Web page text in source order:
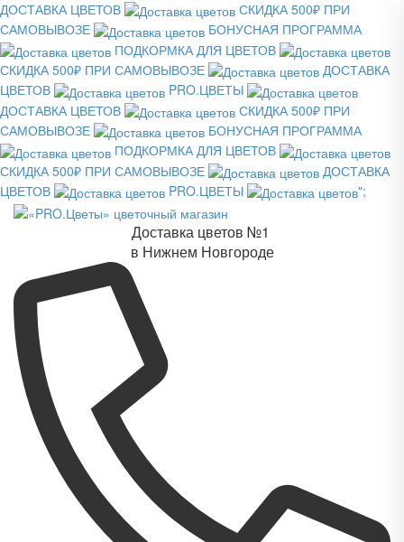
ДОСТАВКА ЦВЕТОВ
СКИДКА 500₽ ПРИ
САМОВЫВОЗЕ
БОНУСНАЯ ПРОГРАММА
ПОДКОРМКА ДЛЯ ЦВЕТОВ
СКИДКА 500₽ ПРИ САМОВЫВОЗЕ
ДОСТАВКА
ЦВЕТОВ
PRO.ЦВЕТЫ
ДОСТАВКА ЦВЕТОВ
СКИДКА 500₽ ПРИ
САМОВЫВОЗЕ
БОНУСНАЯ ПРОГРАММА
ПОДКОРМКА ДЛЯ ЦВЕТОВ
СКИДКА 500₽ ПРИ САМОВЫВОЗЕ
ДОСТАВКА
ЦВЕТОВ
PRO.ЦВЕТЫ ";
Доставка цветов №1
в Нижнем Новгороде